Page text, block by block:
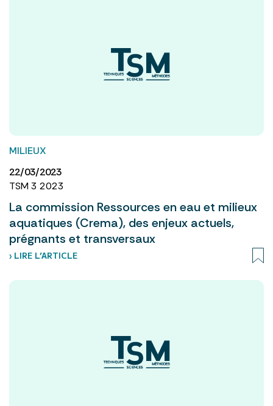
MILIEUX
22/03/2023
TSM 3 2023
La commission Ressources en eau et milieux
aquatiques (Crema), des enjeux actuels,
prégnants et transversaux
› LIRE L’ARTICLE